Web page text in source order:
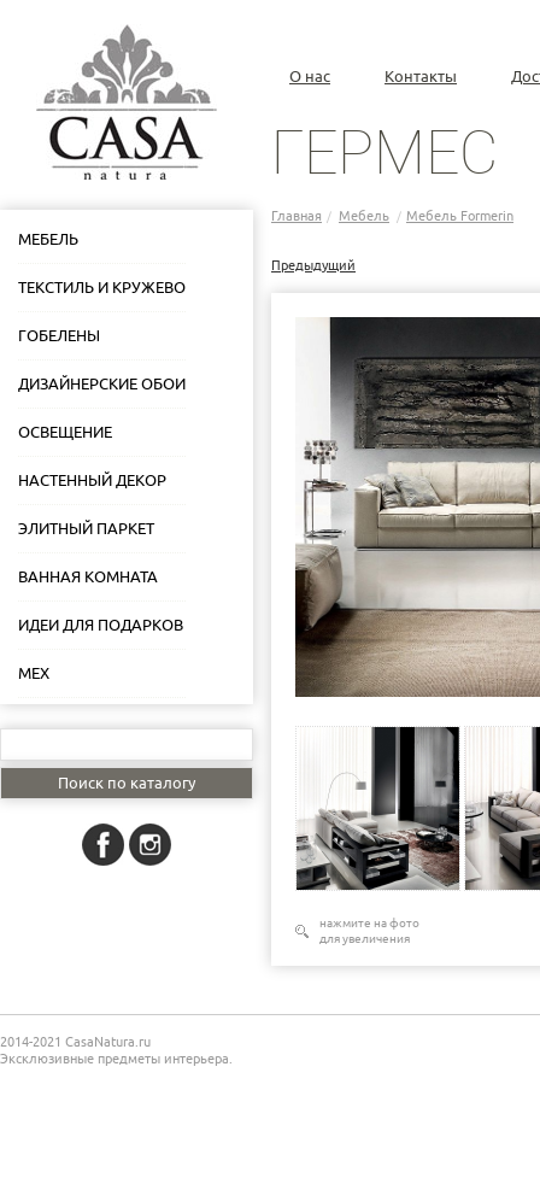
МЕБЕЛЬ
ТЕКСТИЛЬ И КРУЖЕВО
ГОБЕЛЕНЫ
ДИЗАЙНЕРСКИЕ ОБОИ
ОСВЕЩЕНИЕ
НАСТЕННЫЙ ДЕКОР
ЭЛИТНЫЙ ПАРКЕТ
ВАННАЯ КОМНАТА
ИДЕИ ДЛЯ ПОДАРКОВ
МЕХ
О нас Контакты
ГЕРМЕС
Главная / Мебель / Мебель Formerin
Предыдущий
нажмите на фото
для увеличения
2014-2021 CasaNatura.ru
Эксклюзивные предметы интерьера.